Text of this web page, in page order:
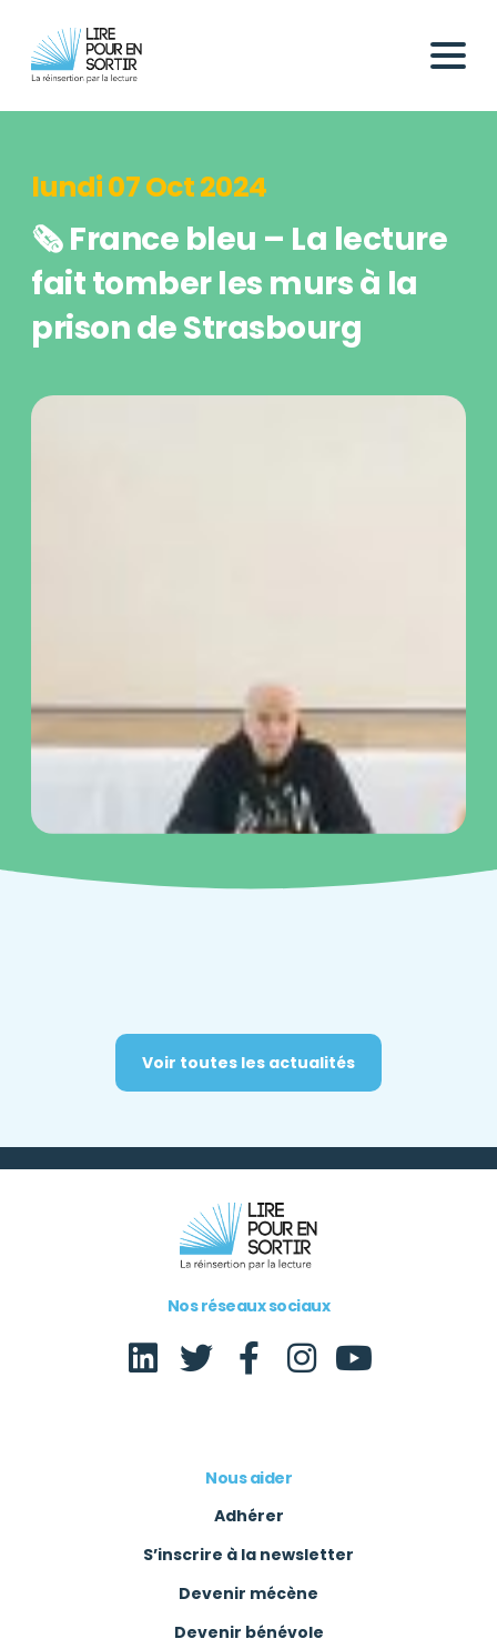
lundi 07 Oct 2024
🗞️ France bleu – La lecture
fait tomber les murs à la
prison de Strasbourg
Voir toutes les actualités
Nos réseaux sociaux
Nous aider
Adhérer
S’inscrire à la newsletter
Devenir mécène
Devenir bénévole